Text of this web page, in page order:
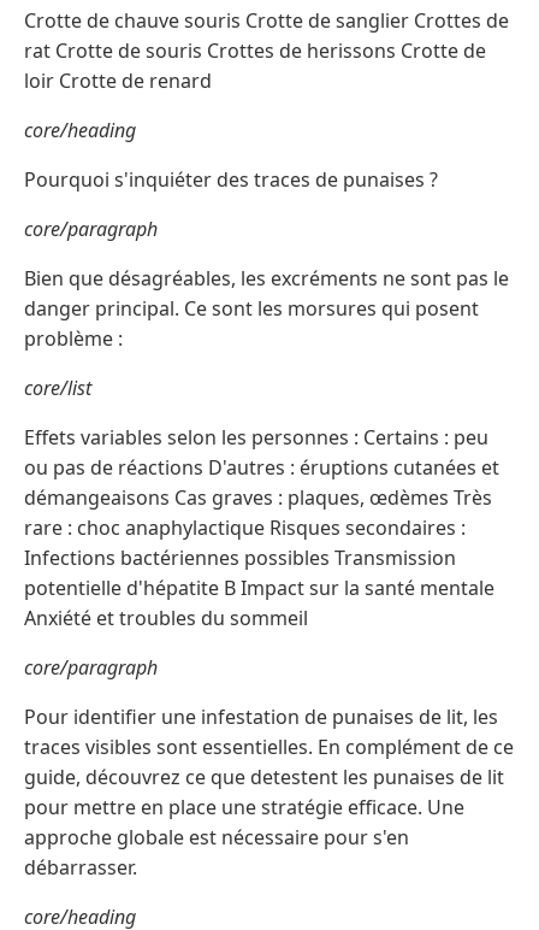
Crotte de chauve souris Crotte de sanglier Crottes de
rat Crotte de souris Crottes de herissons Crotte de
loir Crotte de renard
core/heading
Pourquoi s'inquiéter des traces de punaises ?
core/paragraph
Bien que désagréables, les excréments ne sont pas le
danger principal. Ce sont les morsures qui posent
problème :
core/list
Effets variables selon les personnes : Certains : peu
ou pas de réactions D'autres : éruptions cutanées et
démangeaisons Cas graves : plaques, œdèmes Très
rare : choc anaphylactique Risques secondaires :
Infections bactériennes possibles Transmission
potentielle d'hépatite B Impact sur la santé mentale
Anxiété et troubles du sommeil
core/paragraph
Pour identifier une infestation de punaises de lit, les
traces visibles sont essentielles. En complément de ce
guide, découvrez ce que detestent les punaises de lit
pour mettre en place une stratégie efficace. Une
approche globale est nécessaire pour s'en
débarrasser.
core/heading